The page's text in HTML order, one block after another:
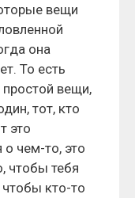
вещи
она
То есть
вещи,
тот, кто
это
о чем-то, это
чтобы тебя
кто-то